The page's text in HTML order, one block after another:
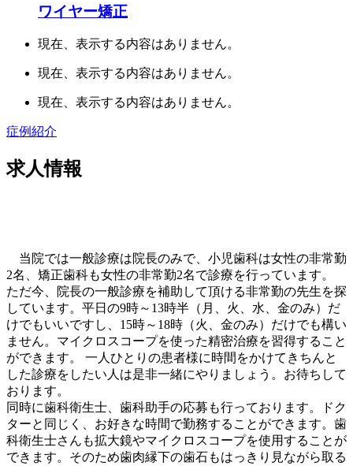
ワイヤー矯正
現在、表示する内容はありません。
現在、表示する内容はありません。
現在、表示する内容はありません。
症例紹介
求人情報
当院では一般診療は院長のみで、小児歯科は女性の非常勤
2名、矯正歯科も女性の非常勤2名で診療を行っています。
ただ今、院長の一般診療を補助して頂ける非常勤の先生を探
しています。平日の9時～13時半（月、火、水、金のみ）だ
けでもいいですし、15時～18時（火、金のみ）だけでも構い
ません。マイクロスコープを使った精密治療を習得すること
ができます。 一人ひとりの患者様に時間をかけてきちんと
した診療をしたい人は是非一緒にやりましょう。お待ちして
おります。
同時に歯科衛生士、歯科助手の応募も行っております。ドク
ターと同じく、お好きな時間で勤務することができます。歯
科衛生士さんも拡大鏡やマイクロスコープを使用することが
できます。そのため歯肉縁下の歯石もはっきり見ながら取る